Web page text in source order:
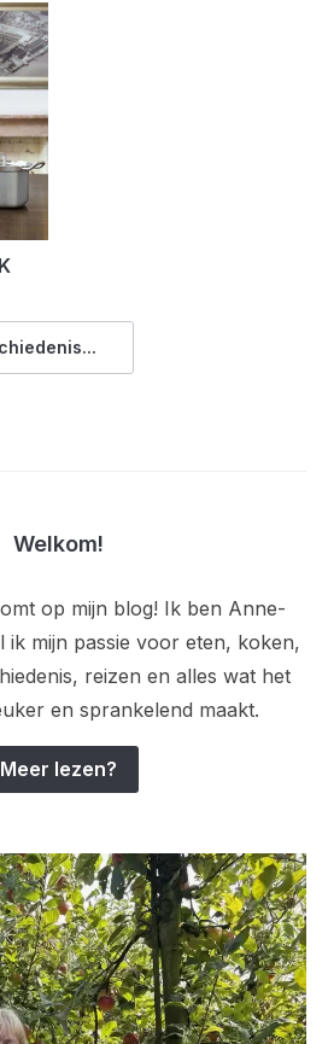
Welkom!
op mijn blog! Ik ben Anne-
ik mijn passie voor eten, koken,
reizen en alles wat het
en sprankelend maakt.
Meer lezen?